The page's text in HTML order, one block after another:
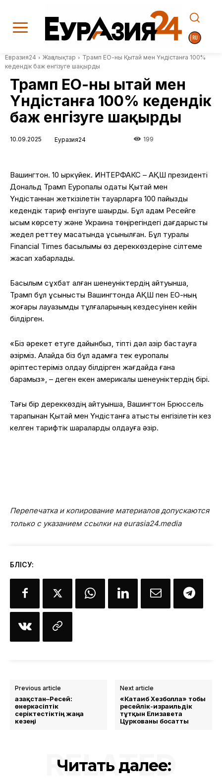
Евразия24 Жаңалықтар
Трамп ЕО-ны Қытай мен Үндістанға 100%
кедендік баж енгізуге шақырды
Трамп ЕО-ны Қытай мен
Үндістанға 100% кедендік
баж енгізуге шақырды
10.09.2025 Еуразия24 199
Вашингтон. 10 қыркүйек. ИНТЕРФАКС – АҚШ президенті
Дональд Трамп Еуропалық одақты Қытай мен
Үндістаннан жеткізілетін тауарларға 100 пайыздық
кедендік тариф енгізуге шақырды. Бұл қадам Ресейге
қысым көрсету және Украина төңірегіндегі дағдарысты
жедел реттеу мақсатында ұсынылған. Бұл туралы
Financial Times басылымы өз дереккөздеріне сілтеме
жасап хабарлады.
Басылым сұхбат алған шенеуніктердің айтуынша,
Трамп бұл ұсынысты Вашингтонда АҚШ пен ЕО-ның
жоғары лауазымды тұлғаларының кездесуінен кейін
білдірген.
«Біз әрекет етуге дайынбыз, тіпті дәл қазір бастауға
әзірміз. Алайда біз бұл қадамға тек еуропалық
әріптестеріміз қолдау білдірген жағдайда ғана
барамыз», – деген екен америкалық шенеуніктердің бірі.
Тағы бір дереккөздің айтуынша, Вашингтон Брюссель
тарапынан Қытай мен Үндістанға қатысты енгізілетін кез
келген тарифтік шараларды қолдауға әзір.
Перепечатка и копирование материалов допускаются
только с указанием ссылки на eurasia24.media
БӨЛІСУ:
Previous article
Қазақстан–Ресей:
өнеркәсіптік
серіктестіктің жаңа
кезеңі
Next article
«Катаиб Хезболла» тобы
ресейлік-израильдік
тұтқын Елизавета
Цуркованы босатты
Читать далее:
RELATED